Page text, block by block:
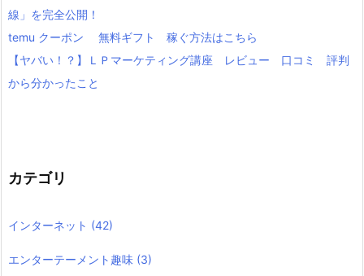
線」を完全公開！
temu クーポン 無料ギフト 稼ぐ方法はこちら
【ヤバい！？】ＬＰマーケティング講座 レビュー 口コミ 評判
から分かったこと
カテゴリ
インターネット (42)
エンターテーメント趣味 (3)